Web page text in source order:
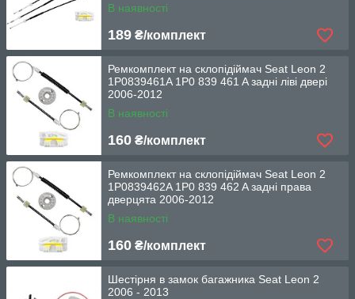
В наявності
189 ₴/комплект
Ремкомплект на склопідіймач Seat Leon 2
1P0839461A 1P0 839 461 A задні ліві двері
2006-2012
В наявності
160 ₴/комплект
Ремкомплект на склопідіймач Seat Leon 2
1P0839462A 1P0 839 462 A задні права
дверцята 2006-2012
В наявності
160 ₴/комплект
Шестірня в замок багажника Seat Leon 2
2006 - 2013